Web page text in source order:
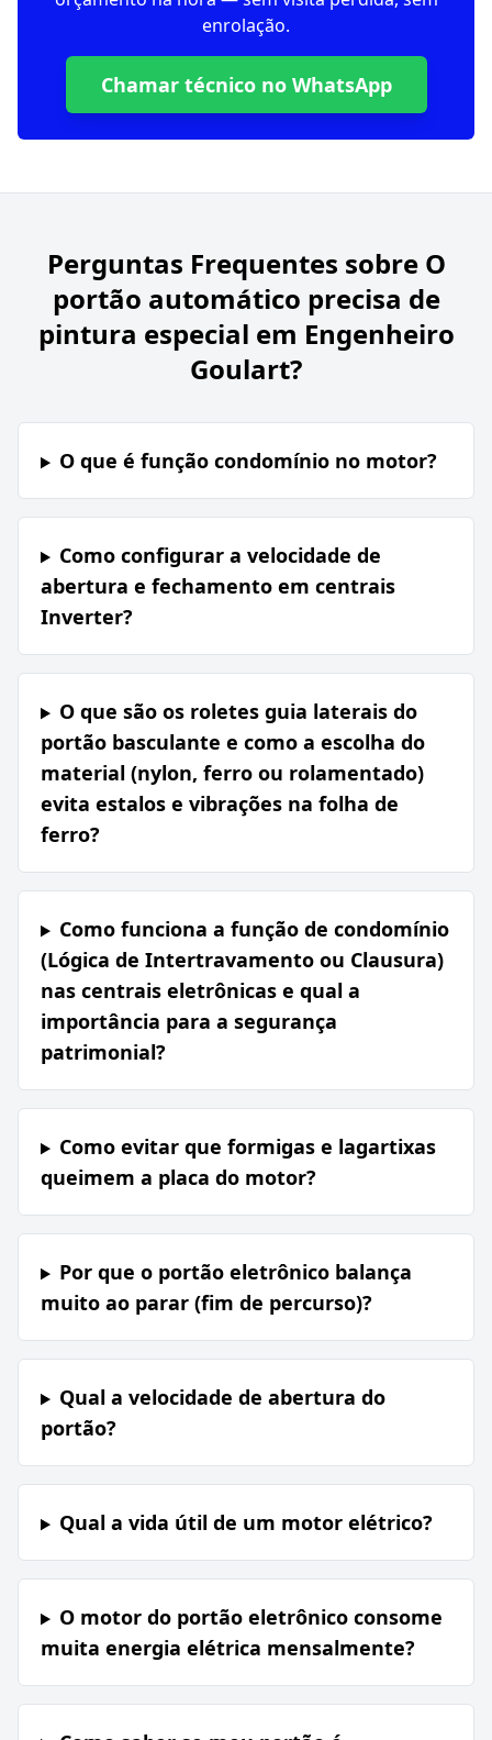
enrolação.
Chamar técnico no WhatsApp
Perguntas Frequentes sobre O
portão automático precisa de
pintura especial em Engenheiro
Goulart?
O que é função condomínio no motor?
Como configurar a velocidade de
abertura e fechamento em centrais
Inverter?
O que são os roletes guia laterais do
portão basculante e como a escolha do
material (nylon, ferro ou rolamentado)
evita estalos e vibrações na folha de
ferro?
Como funciona a função de condomínio
(Lógica de Intertravamento ou Clausura)
nas centrais eletrônicas e qual a
importância para a segurança
patrimonial?
Como evitar que formigas e lagartixas
queimem a placa do motor?
Por que o portão eletrônico balança
muito ao parar (fim de percurso)?
Qual a velocidade de abertura do
portão?
Qual a vida útil de um motor elétrico?
O motor do portão eletrônico consome
muita energia elétrica mensalmente?